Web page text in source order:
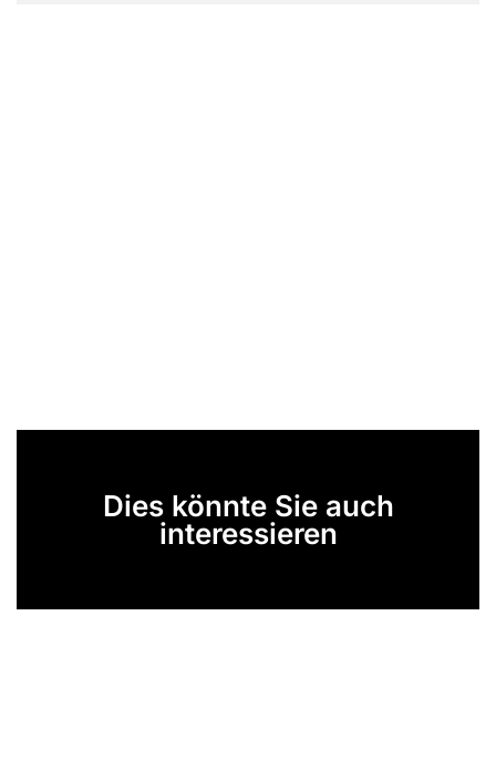
Dies könnte Sie auch
interessieren